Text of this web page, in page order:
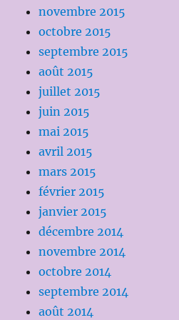
novembre 2015
octobre 2015
septembre 2015
août 2015
juillet 2015
juin 2015
mai 2015
avril 2015
mars 2015
février 2015
janvier 2015
décembre 2014
novembre 2014
octobre 2014
septembre 2014
août 2014